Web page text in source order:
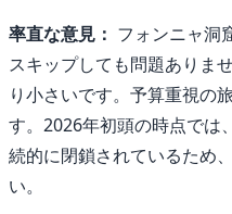
率直な意見： フォンニャ洞
スキップしても問題ありま
り小さいです。予算重視の
す。2026年初頭の時点では
続的に閉鎖されているため
い。